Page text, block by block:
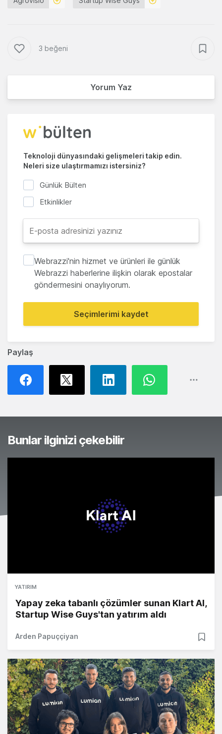
Paylaş
3 beğeni
Yorum Yaz
Teknoloji dünyasındaki gelişmeleri takip edin.
Neleri size ulaştırmamızı istersiniz?
Günlük Bülten
Etkinlikler
Webrazzi'nin hizmet ve ürünleri ile günlük
Webrazzi haberlerine ilişkin olarak epostalar
göndermesini onaylıyorum.
Seçimlerimi kaydet
Bunlar ilginizi çekebilir
YATIRIM
Yapay zeka tabanlı çözümler sunan Klart AI,
Startup Wise Guys'tan yatırım aldı
Arden Papuççiyan